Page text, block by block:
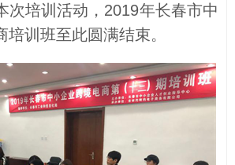
次培训活动，2019年长春市中
训班至此圆满结束。